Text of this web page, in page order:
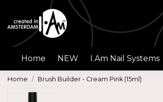
Home NEW I.Am Nail Systems
Home Brush Builder - Cream Pink (15ml)